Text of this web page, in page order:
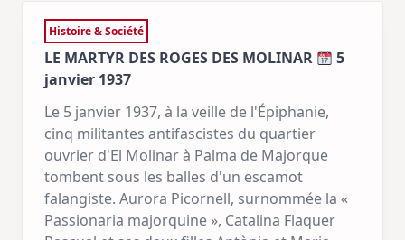
Histoire & Société
LE MARTYR DES ROGES DES MOLINAR
5
janvier 1937
Le 5 janvier 1937, à la veille de l'Épiphanie,
cinq militantes antifascistes du quartier
ouvrier d'El Molinar à Palma de Majorque
tombent sous les balles d'un escamot
falangiste. Aurora Picornell, surnommée la «
Passionaria majorquine », Catalina Flaquer